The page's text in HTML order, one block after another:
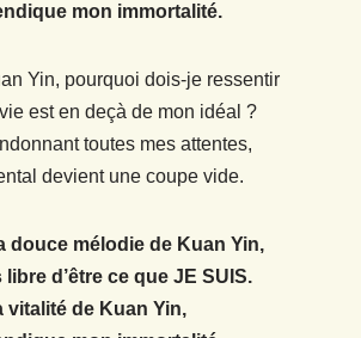
mon immortalité.
Yin, pourquoi dois-je ressentir
est en deçà de mon idéal ?
toutes mes attentes,
devient une coupe vide.
douce mélodie de Kuan Yin,
d’être ce que JE SUIS.
vitalité de Kuan Yin,